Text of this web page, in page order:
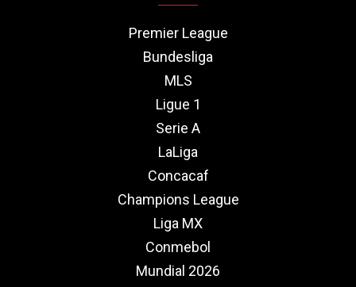
Premier League
Bundesliga
MLS
Ligue 1
Serie A
LaLiga
Concacaf
Champions League
Liga MX
Conmebol
Mundial 2026